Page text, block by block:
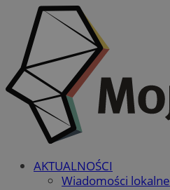
AKTUALNOŚCI
Wiadomości lokalne